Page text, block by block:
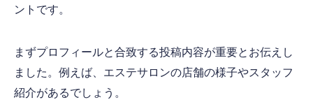
ントです。
まずプロフィールと合致する投稿内容が重要とお伝えし
ました。例えば、エステサロンの店舗の様子やスタッフ
紹介があるでしょう。